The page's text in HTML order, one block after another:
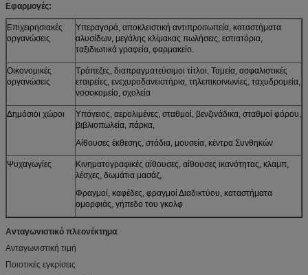
Εφαρμογές:
Επιχειρησιακές
οργανώσεις
Υπεραγορά, αποκλειστική αντιπροσωπεία, καταστήματα
αλυσίδων, μεγάλης κλίμακας πωλήσεις, εστιατόρια,
ταξιδιωτικά γραφεία, φαρμακείο.
Οικονομικές
οργανώσεις
Τράπεζες, διαπραγματεύσιμοι τίτλοι, Ταμεία, ασφαλιστικές
εταιρείες, ενεχυροδανειστήρια, τηλεπικοινωνίες, ταχυδρομεία,
νοσοκομείο, σχολεία
Δημόσιοι χώροι
Υπόγειος, αερολιμένες, σταθμοί, βενζινάδικα, σταθμοί φόρου,
βιβλιοπωλεία, πάρκα,
Αίθουσες έκθεσης, στάδια, μουσεία, κέντρα Συνθηκών
Ψυχαγωγίες
Κινηματογραφικές αίθουσες, αίθουσες ικανότητας, κλαμπ,
λέσχες, δωμάτια μασάζ,
Φραγμοί, καφέδες, φραγμοί Διαδικτύου, καταστήματα
ομορφιάς, γήπεδο του γκολφ
Ανταγωνιστικό πλεονέκτημα:
Ανταγωνιστική τιμή
Ποιοτικές εγκρίσεις